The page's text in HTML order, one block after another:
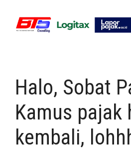
content
Halo, Sobat
Kamus pajak
kembali,